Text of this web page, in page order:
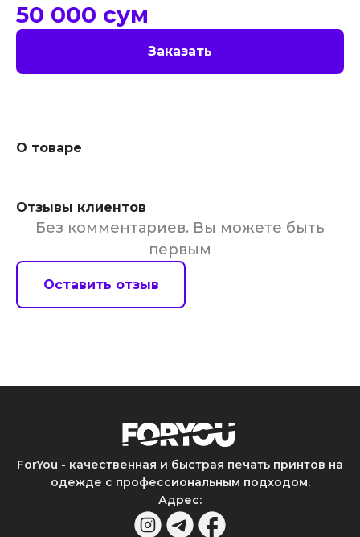
50 000 сум
Заказать
О товаре
Отзывы клиентов
Без комментариев. Вы можете быть
первым
Оставить отзыв
ForYou - качественная и быстрая печать принтов на
одежде с профессиональным подходом.
Адрес: